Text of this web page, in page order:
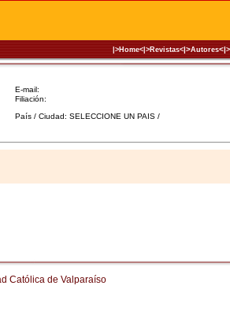
|>Home<|>Revistas<|>Autores<|
E-mail:
Filiación:
País / Ciudad: SELECCIONE UN PAIS /
Católica de Valparaíso